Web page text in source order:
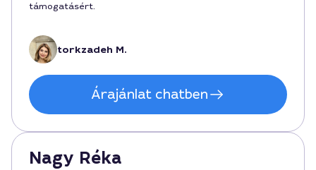
támogatásért.
torkzadeh M.
Árajánlat chatben
Nagy Réka